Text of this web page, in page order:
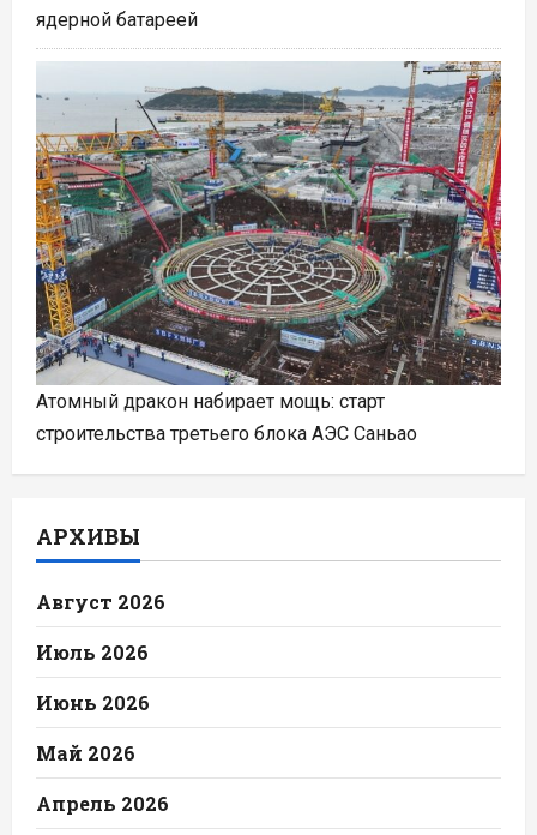
ядерной батареей
Атомный дракон набирает мощь: старт
строительства третьего блока АЭС Саньао
АРХИВЫ
Август 2026
Июль 2026
Июнь 2026
Май 2026
Апрель 2026